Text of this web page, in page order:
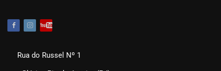
Rua do Russel Nº 1